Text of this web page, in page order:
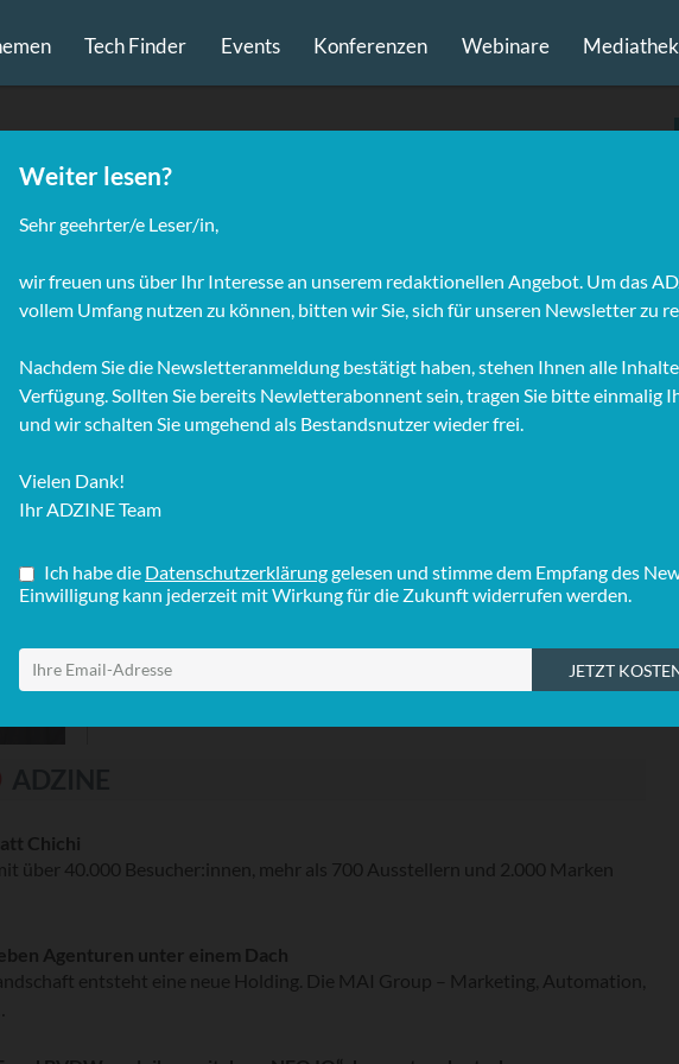
Tech Finder Events Konferenzen Webinare Mediathek
Global CEO, SPRING
(Moderator)
Für Profil-Updates, wenden Sie sich bitte an:
Chichi
über 40.000 Besucher:innen, mehr als 700 Ausstellern und 2.000 Marken
Agenturen unter einem Dach
entsteht eine neue Holding. Die MAI Group – Marketing, Automation,